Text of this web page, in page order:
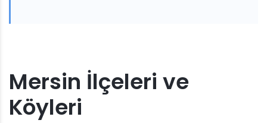
Mersin İlçeleri ve
Köyleri